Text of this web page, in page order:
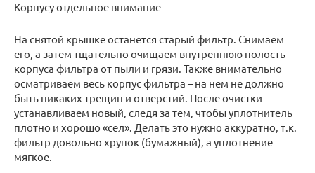
Корпусу отдельное внимание
На снятой крышке останется старый фильтр. Снимаем
его, а затем тщательно очищаем внутреннюю полость
корпуса фильтра от пыли и грязи. Также внимательно
осматриваем весь корпус фильтра – на нем не должно
быть никаких трещин и отверстий. После очистки
устанавливаем новый, следя за тем, чтобы уплотнитель
плотно и хорошо «сел». Делать это нужно аккуратно, т.к.
фильтр довольно хрупок (бумажный), а уплотнение
мягкое.